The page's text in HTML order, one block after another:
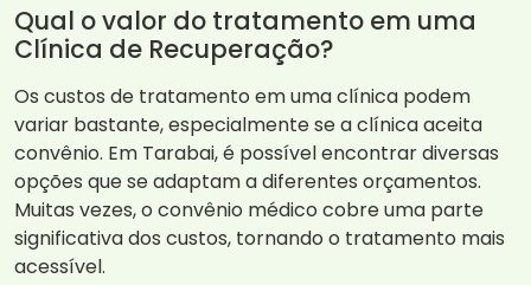
Qual o valor do tratamento em uma
Clínica de Recuperação?
Os custos de tratamento em uma clínica podem
variar bastante, especialmente se a clínica aceita
convênio. Em Tarabai, é possível encontrar diversas
opções que se adaptam a diferentes orçamentos.
Muitas vezes, o convênio médico cobre uma parte
significativa dos custos, tornando o tratamento mais
acessível.